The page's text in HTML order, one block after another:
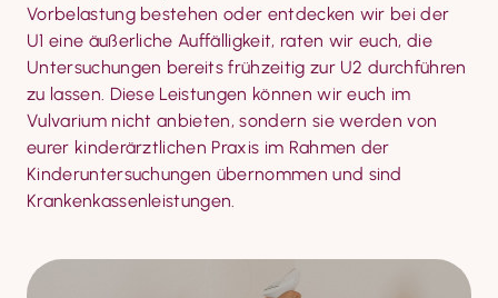
Vorbelastung bestehen oder entdecken wir bei der
U1 eine äußerliche Auffälligkeit, raten wir euch, die
Untersuchungen bereits frühzeitig zur U2 durchführen
zu lassen. Diese Leistungen können wir euch im
Vulvarium nicht anbieten, sondern sie werden von
eurer kinderärztlichen Praxis im Rahmen der
Kinderuntersuchungen übernommen und sind
Krankenkassenleistungen.